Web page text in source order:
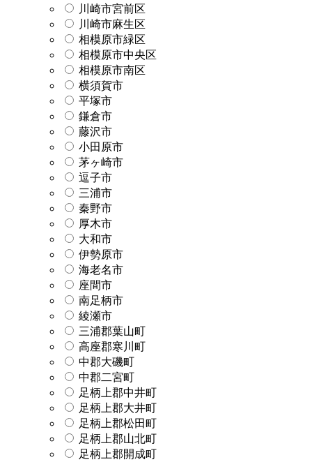
川崎市宮前区
川崎市麻生区
相模原市緑区
相模原市中央区
相模原市南区
横須賀市
平塚市
鎌倉市
藤沢市
小田原市
茅ヶ崎市
逗子市
三浦市
秦野市
厚木市
大和市
伊勢原市
海老名市
座間市
南足柄市
綾瀬市
三浦郡葉山町
高座郡寒川町
中郡大磯町
中郡二宮町
足柄上郡中井町
足柄上郡大井町
足柄上郡松田町
足柄上郡山北町
足柄上郡開成町